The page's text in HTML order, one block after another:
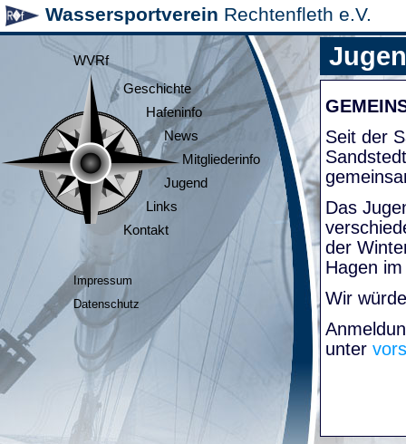
Wassersportverein Rechtenfleth e.V.
WVRf
Geschichte
Hafeninfo
News
Mitgliederinfo
Jugend
Links
Kontakt
Impressum
Datenschutz
Seit der
Das
der
Hagen
Wir
unter